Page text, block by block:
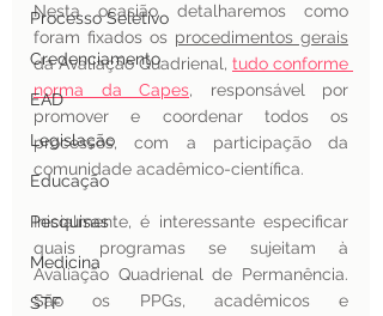
Processo Seletivo
Credenciamento
EAD
Legislação
Educação
Pesquisas
Medicina
STF
Nesta ocasião detalharemos como
foram fixados os procedimentos gerais
da Avaliação Quadrienal, tudo conforme
norma da Capes, responsável por
promover e coordenar todos os
processos, com a participação da
comunidade acadêmico-científica.
Inicialmente, é interessante especificar
quais programas se sujeitam à
Avaliação Quadrienal de Permanência.
São os PPGs, acadêmicos e